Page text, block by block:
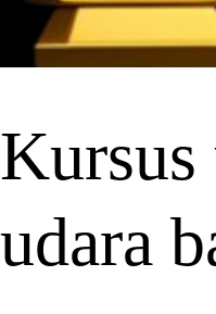
Kursus
udara